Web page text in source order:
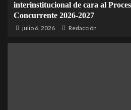
interinstitucional de cara al
Concurrente 2026-2027
julio 6, 2026 Redacción